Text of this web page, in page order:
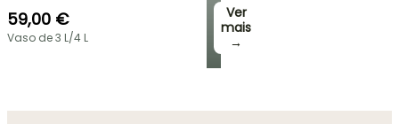
Ver
mais
→
59,00 €
Vaso de 3 L/4 L